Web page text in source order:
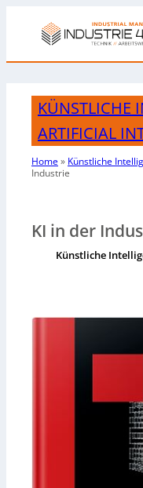
KÜNSTLICHE
ARTIFICIAL
Home» Künstliche
Industrie
KI in der
Künstliche